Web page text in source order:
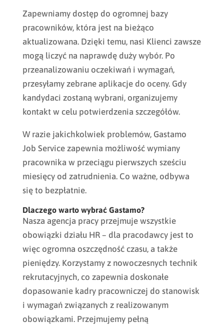
Zapewniamy dostęp do ogromnej bazy
pracowników, która jest na bieżąco
aktualizowana. Dzięki temu, nasi Klienci zawsze
mogą liczyć na naprawdę duży wybór. Po
przeanalizowaniu oczekiwań i wymagań,
przesyłamy zebrane aplikacje do oceny. Gdy
kandydaci zostaną wybrani, organizujemy
kontakt w celu potwierdzenia szczegółów.
W razie jakichkolwiek problemów, Gastamo
Job Service zapewnia możliwość wymiany
pracownika w przeciągu pierwszych sześciu
miesięcy od zatrudnienia. Co ważne, odbywa
się to bezpłatnie.
Dlaczego warto wybrać Gastamo?
Nasza agencja pracy przejmuje wszystkie
obowiązki działu HR – dla pracodawcy jest to
więc ogromna oszczędność czasu, a także
pieniędzy. Korzystamy z nowoczesnych technik
rekrutacyjnych, co zapewnia doskonałe
dopasowanie kadry pracowniczej do stanowisk
i wymagań związanych z realizowanym
obowiązkami. Przejmujemy pełną